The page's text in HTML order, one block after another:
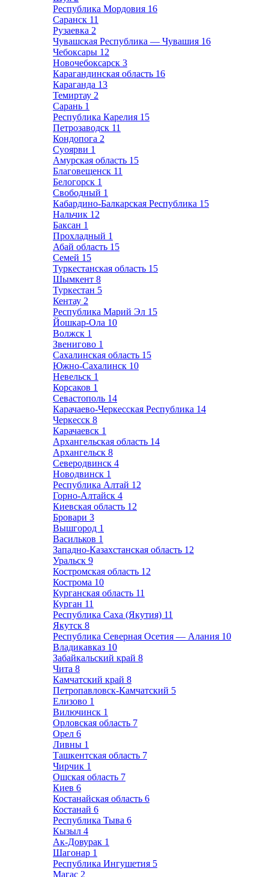
Республика Мордовия 16
Саранск 11
Рузаевка 2
Чувашская Республика — Чувашия 16
Чебоксары 12
Новочебоксарск 3
Карагандинская область 16
Караганда 13
Темиртау 2
Сарань 1
Республика Карелия 15
Петрозаводск 11
Кондопога 2
Суоярви 1
Амурская область 15
Благовещенск 11
Белогорск 1
Свободный 1
Кабардино-Балкарская Республика 15
Нальчик 12
Баксан 1
Прохладный 1
Абай область 15
Семей 15
Туркестанская область 15
Шымкент 8
Туркестан 5
Кентау 2
Республика Марий Эл 15
Йошкар-Ола 10
Волжск 1
Звенигово 1
Сахалинская область 15
Южно-Сахалинск 10
Невельск 1
Корсаков 1
Севастополь 14
Карачаево-Черкесская Республика 14
Черкесск 8
Карачаевск 1
Архангельская область 14
Архангельск 8
Северодвинск 4
Новодвинск 1
Республика Алтай 12
Горно-Алтайск 4
Киевская область 12
Бровари 3
Вышгород 1
Васильков 1
Западно-Казахстанская область 12
Уральск 9
Костромская область 12
Кострома 10
Курганская область 11
Курган 11
Республика Саха (Якутия) 11
Якутск 8
Республика Северная Осетия — Алания 10
Владикавказ 10
Забайкальский край 8
Чита 8
Камчатский край 8
Петропавловск-Камчатский 5
Елизово 1
Вилючинск 1
Орловская область 7
Орел 6
Ливны 1
Ташкентская область 7
Чирчик 1
Ошская область 7
Киев 6
Костанайская область 6
Костанай 6
Республика Тыва 6
Кызыл 4
Ак-Довурак 1
Шагонар 1
Республика Ингушетия 5
Магас 2